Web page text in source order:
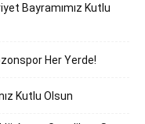
Bayramımız Kutlu
Her Yerde!
Kutlu Olsun